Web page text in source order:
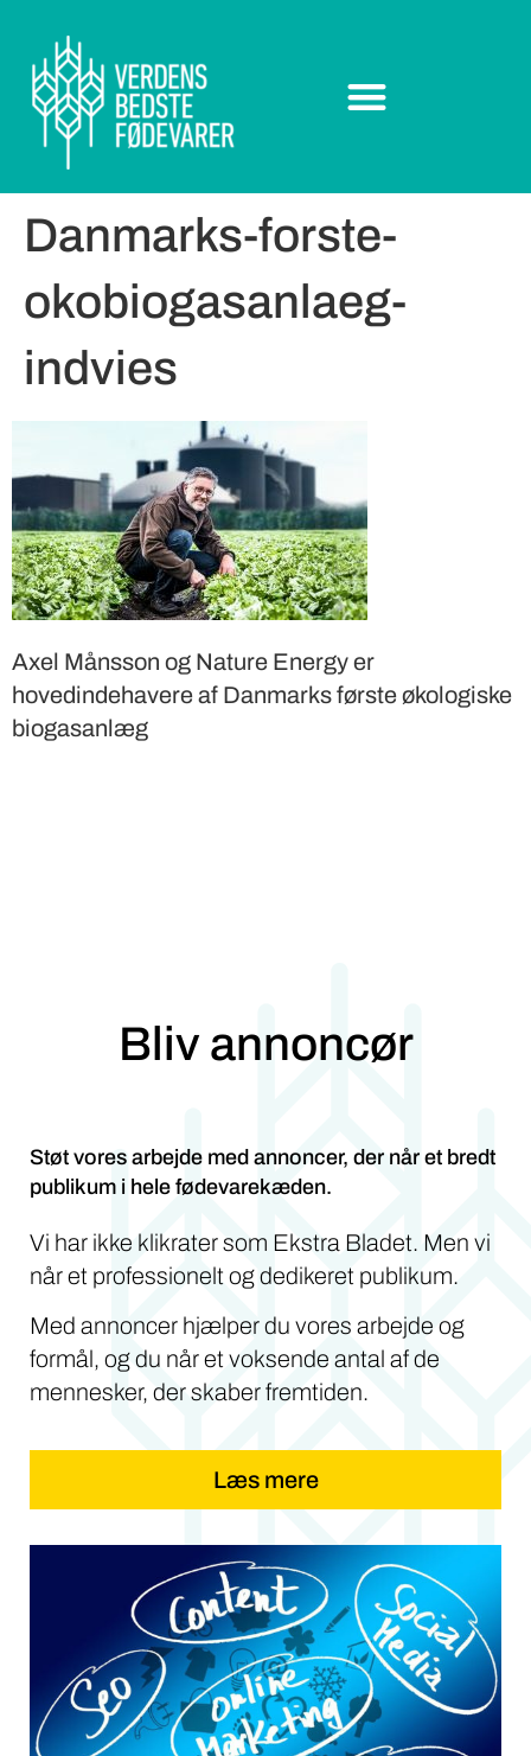
Danmarks-forste-
okobiogasanlaeg-
indvies
Axel Månsson og Nature Energy er
hovedindehavere af Danmarks første økologiske
biogasanlæg
Bliv annoncør
Støt vores arbejde med annoncer, der når et bredt
publikum i hele fødevarekæden.
Vi har ikke klikrater som Ekstra Bladet. Men vi
når et professionelt og dedikeret publikum.
Med annoncer hjælper du vores arbejde og
formål, og du når et voksende antal af de
mennesker, der skaber fremtiden.
Læs mere